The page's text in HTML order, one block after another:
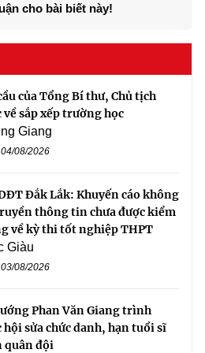
cho bài biết này!
của Tổng Bí thư, Chủ tịch
về sắp xếp trường học
Giang
08/2026
Đắk Lắk: Khuyến cáo không
thông tin chưa được kiểm
về kỳ thi tốt nghiệp THPT
Giàu
08/2026
Phan Văn Giang trình
hội sửa chức danh, hạn tuổi sĩ
quân đội